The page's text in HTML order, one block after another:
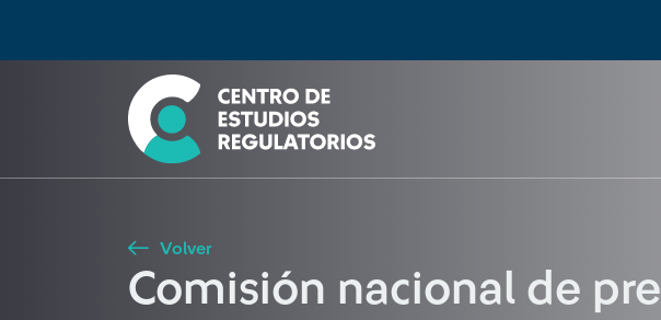
Seleccione país
Buscar
Volver
Comisión nacional de